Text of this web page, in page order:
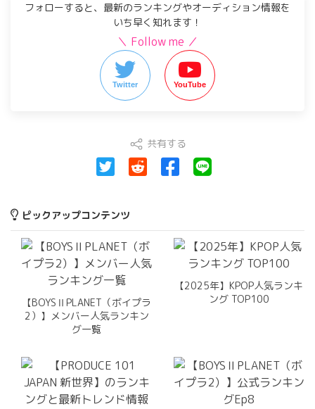
フォローすると、最新のランキングやオーディション情報を
いち早く知れます！
＼ Follow me ／
Twitter YouTube
共有する
ピックアップコンテンツ
【BOYSⅡPLANET（ボイプラ
2）】メンバー人気ランキン
グ一覧
【2025年】KPOP人気ランキ
ング TOP100